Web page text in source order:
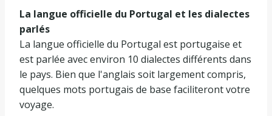
La langue officielle du Portugal et les dialectes
parlés
La langue officielle du Portugal est portugaise et
est parlée avec environ 10 dialectes différents dans
le pays. Bien que l'anglais soit largement compris,
quelques mots portugais de base faciliteront votre
voyage.